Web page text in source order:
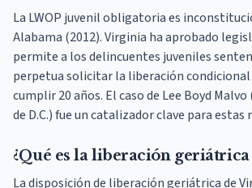
La LWOP juvenil obligatoria es
Alabama (2012). Virginia ha aprobado
permite a los delincuentes juveniles
perpetua solicitar la liberación condicional
cumplir 20 años. El caso de Lee Boyd
de D.C.) fue un catalizador clave para estas
¿Qué es la liberación
La disposición de liberación geriátrica de